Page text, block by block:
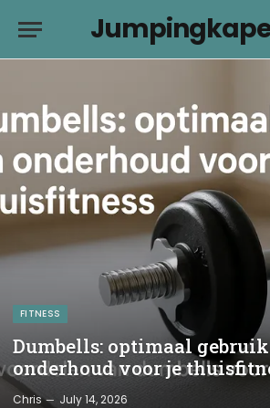
FITNESS
Dumbells: optimaal
onderhoud voor je
Chris July 14, 2026